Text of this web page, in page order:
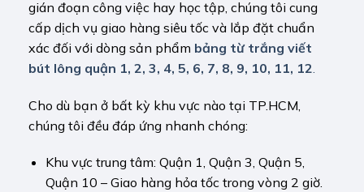
gián đoạn công việc hay học tập, chúng tôi cung
cấp dịch vụ giao hàng siêu tốc và lắp đặt chuẩn
xác đối với dòng sản phẩm bảng từ trắng viết
bút lông quận 1, 2, 3, 4, 5, 6, 7, 8, 9, 10, 11, 12
Cho dù bạn ở bất kỳ khu vực nào tại TP.HCM,
chúng tôi đều đáp ứng nhanh chóng:
Khu vực trung tâm: Quận 1, Quận 3, Quận 5,
Quận 10 – Giao hàng hỏa tốc trong vòng 2 giờ.